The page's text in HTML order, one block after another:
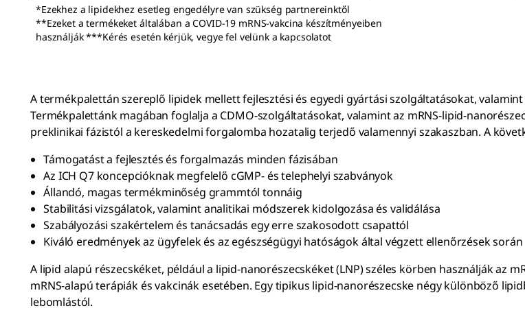
*Ezekhez a lipidekhez esetleg engedélyre van szükség partnereinktől
**Ezeket a termékeket általában a COVID-19 mRNS-vakcina készítményeiben
használják ***Kérés esetén kérjük, vegye fel velünk a kapcsolatot
A termékpalettán szereplő lipidek mellett fejlesztési és egyedi gyártási szolgáltatásokat,
Termékpalettánk magában foglalja a CDMO-szolgáltatásokat, valamint az mRNS-lipid-
preklinikai fázistól a kereskedelmi forgalomba hozatalig terjedő valamennyi szakaszban. A
Támogatást a fejlesztés és forgalmazás minden fázisában
Az ICH Q7 koncepcióknak megfelelő cGMP- és telephelyi szabványok
Állandó, magas termékminőség grammtól tonnáig
Stabilitási vizsgálatok, valamint analitikai módszerek kidolgozása és validálása
Szabályozási szakértelem és tanácsadás egy erre szakosodott csapattól
Kiváló eredmények az ügyfelek és az egészségügyi hatóságok által végzett ellenőrzések során
A lipid alapú részecskéket, például a lipid-nanorészecskéket (LNP) széles körben használják az
mRNS-alapú terápiák és vakcinák esetében. Egy tipikus lipid-nanorészecske négy különböző
lebomlástól.